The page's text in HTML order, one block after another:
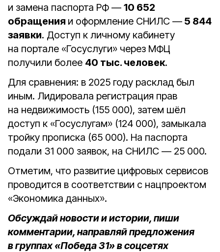
и замена паспорта РФ — 10 652
обращения и оформление СНИЛС — 5 844
заявки. Доступ к личному кабинету
на портале «Госуслуги» через МФЦ
получили более 40 тыс. человек.
Для сравнения: в 2025 году расклад был
иным. Лидировала регистрация прав
на недвижимость (155 000), затем шёл
доступ к «Госуслугам» (124 000), замыкала
тройку прописка (65 000). На паспорта
подали 31 000 заявок, на СНИЛС — 25 000.
Отметим, что развитие цифровых сервисов
проводится в соответствии с нацпроектом
«Экономика данных».
Обсуждай новости и истории, пиши
комментарии, направляй предложения
в группах «Победа 31» в соцсетях